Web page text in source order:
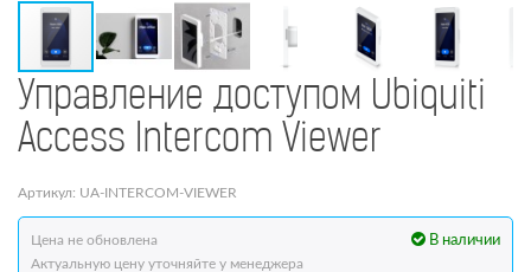
Управление доступом Ubiquiti
Access Intercom Viewer
Артикул: UA-INTERCOM-VIEWER
В наличии
Цена не обновлена
Актуальную цену уточняйте у менеджера